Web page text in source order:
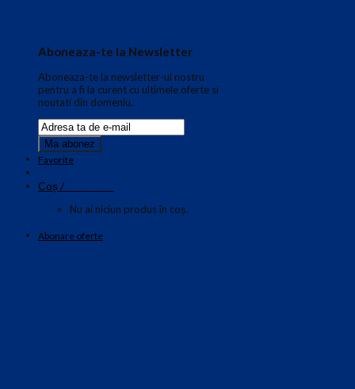
Aboneaza-te la Newsletter
Aboneaza-te la newsletter-ul nostru
pentru a fi la curent cu ultimele oferte si
noutati din domeniu.
Favorite
Coș /
Nu ai niciun produs în coș.
Abonare oferte